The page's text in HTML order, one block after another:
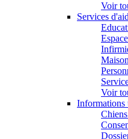
Voir
Services
Voir
Informations